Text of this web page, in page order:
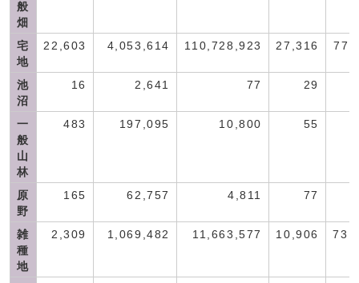
般
畑
宅
地
22,603 4,053,614 110,728,923 27,316
池
沼
16 2,641 77 29
一
般
山
林
483 197,095 10,800 55
原
野
165 62,757 4,811 77
雑
種
地
2,309 1,069,482 11,663,577 10,906